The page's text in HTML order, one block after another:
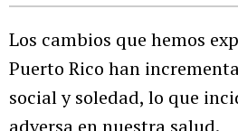
Los cambios que hemos
Puerto Rico han
social y soledad, lo que
adversa en nuestra salud.